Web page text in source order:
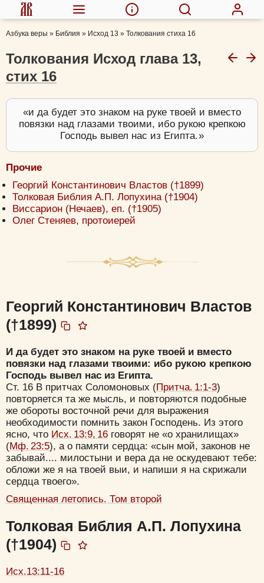
Азбука веры » Библия » Исход 13 » Толкования стиха 16
Толкования Исход глава 13,
стих 16
и да будет это знаком на руке твоей и вместо
повязки над глазами твоими, ибо рукою крепкою
Господь вывел нас из Египта.
Прочие
Георгий Константинович Властов (†1899)
Толковая Библия А.П. Лопухина (†1904)
Виссарион (Нечаев), еп. (†1905)
Олег Стеняев, протоиерей
Георгий Константинович Властов
(†1899)
И да будет это знаком на руке твоей и вместо
повязки над глазами твоими: ибо рукою крепкою
Господь вывел нас из Египта.
Ст. 16 В притчах Соломоновых (Притча. 1:1-3)
повторяется та же мысль, и повторяются подобные
же обороты восточной речи для выражения
необходимости помнить закон Господень. Из этого
ясно, что Исх. 13:9, 16 говорят не «о хранилищах»
(Мф. 23:5), а о памяти сердца: «сын мой, законов не
забывай.... милостыни и вера да не оскудевают тебе:
обложи же я на твоей выи, и напиши я на скрижали
сердца твоего».
Священная летопись. Том второй
Толковая Библия А.П. Лопухина
(†1904)
Исх.13:11-16